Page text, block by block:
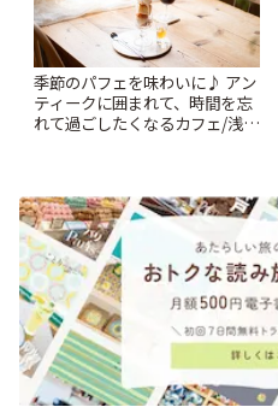
季節のパフェを味わいに♪ アン
ティークに囲まれて、時間を忘
れて過ごしたくなるカフェ/浅草